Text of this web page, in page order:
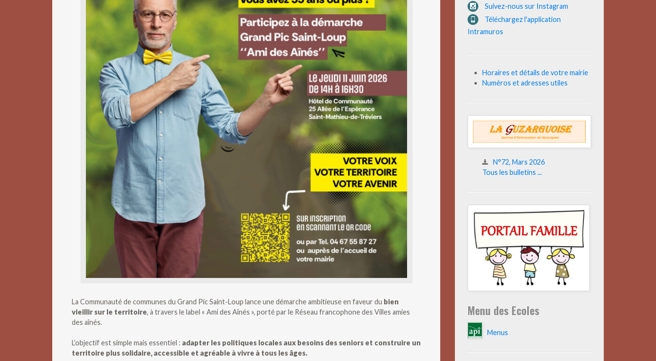
La Communauté de communes du Grand Pic Saint-Loup lance une démarche ambitieuse en faveur du bien
vieillir sur le territoire, à travers le label « Ami des Aînés », porté par le Réseau francophone des Villes amies
des aînés.
L’objectif est simple mais essentiel : adapter les politiques locales aux besoins des seniors et construire un
territoire plus solidaire, accessible et agréable à vivre à tous les âges.
Suivez-nous sur Instagram
Téléchargez l'application
Intramuros
Horaires et détails de votre mairie
Numéros et adresses utiles
N°72, Mars 2026
Tous les bulletins ...
Menu des Ecoles
Menus